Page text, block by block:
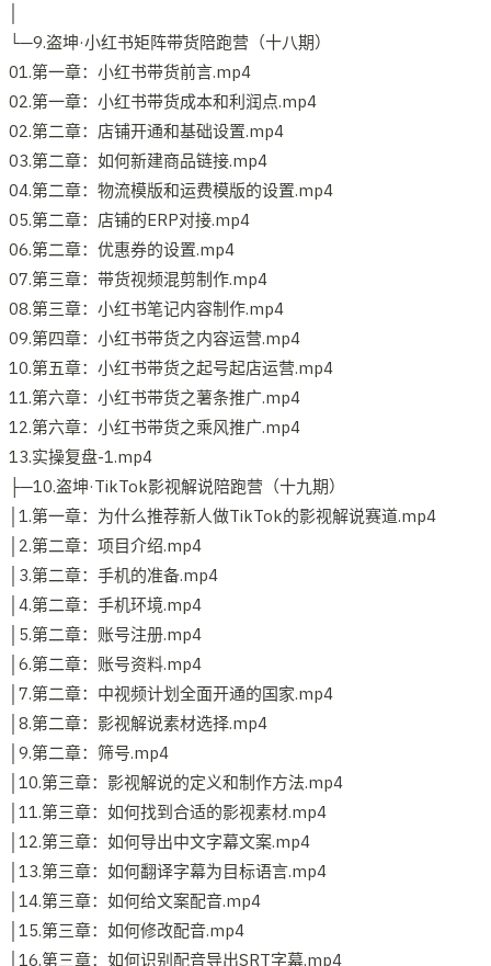
└─9.盗坤·小红书矩阵带货陪跑营（十八期）
01.第一章：小红书带货前言.mp4
02.第一章：小红书带货成本和利润点.mp4
02.第二章：店铺开通和基础设置.mp4
03.第二章：如何新建商品链接.mp4
04.第二章：物流模版和运费模版的设置.mp4
05.第二章：店铺的ERP对接.mp4
06.第二章：优惠券的设置.mp4
07.第三章：带货视频混剪制作.mp4
08.第三章：小红书笔记内容制作.mp4
09.第四章：小红书带货之内容运营.mp4
10.第五章：小红书带货之起号起店运营.mp4
11.第六章：小红书带货之薯条推广.mp4
12.第六章：小红书带货之乘风推广.mp4
13.实操复盘-1.mp4
├─10.盗坤·TikTok影视解说陪跑营（十九期）
│1.第一章：为什么推荐新人做TikTok的影视解说赛道.mp4
│2.第二章：项目介绍.mp4
│3.第二章：手机的准备.mp4
│4.第二章：手机环境.mp4
│5.第二章：账号注册.mp4
│6.第二章：账号资料.mp4
│7.第二章：中视频计划全面开通的国家.mp4
│8.第二章：影视解说素材选择.mp4
│9.第二章：筛号.mp4
│10.第三章：影视解说的定义和制作方法.mp4
│11.第三章：如何找到合适的影视素材.mp4
│12.第三章：如何导出中文字幕文案.mp4
│13.第三章：如何翻译字幕为目标语言.mp4
│14.第三章：如何给文案配音.mp4
│15.第三章：如何修改配音.mp4
│16.第三章：如何识别配音导出SRT字幕.mp4